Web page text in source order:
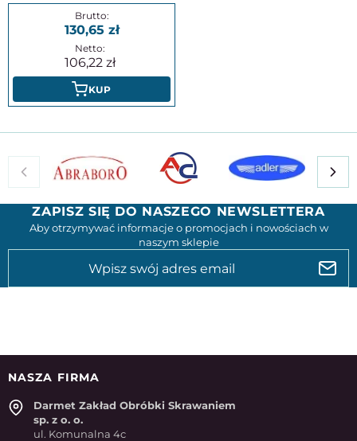
130,65
106,22
KUP
ZAPISZ SIĘ DO NASZEGO NEWSLETTERA
Aby otrzymywać informacje o promocjach i nowościach w
naszym sklepie
NASZA FIRMA
Darmet Zakład Obróbki Skrawaniem
sp. z o. o.
ul. Komunalna 4c